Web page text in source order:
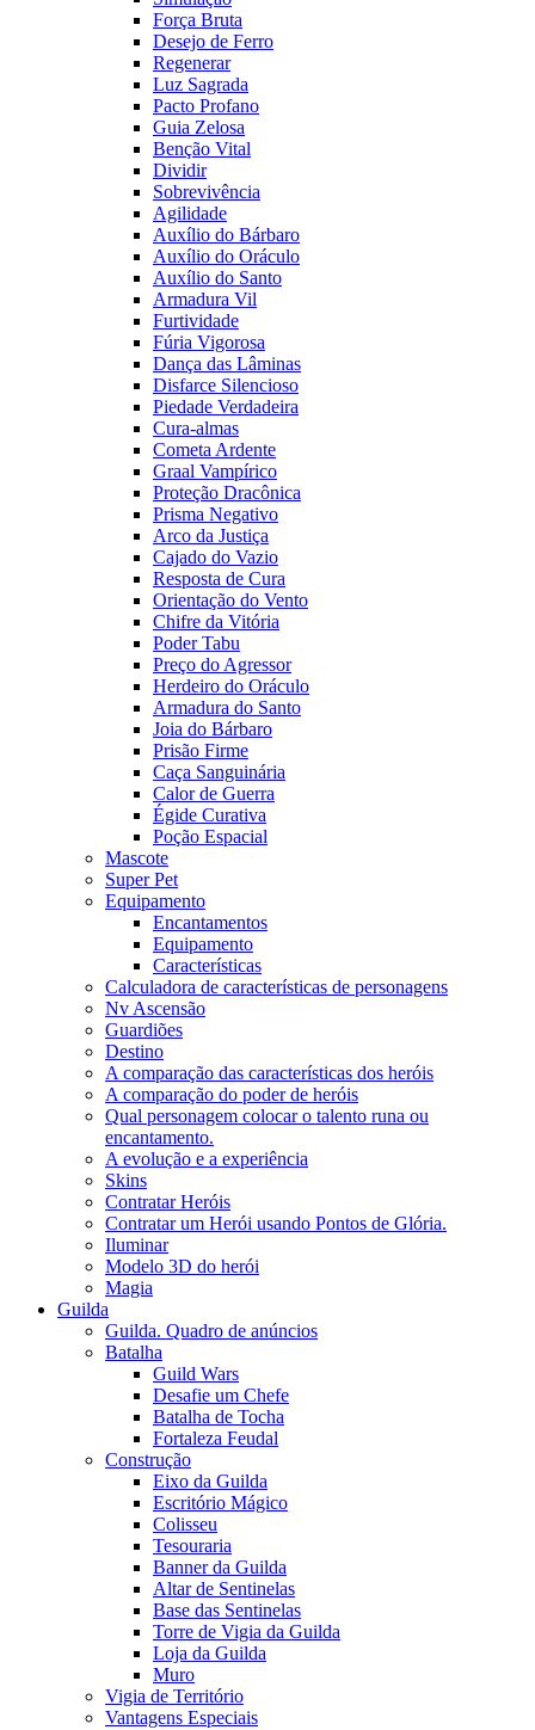
Força Bruta
Desejo de Ferro
Regenerar
Luz Sagrada
Pacto Profano
Guia Zelosa
Benção Vital
Dividir
Sobrevivência
Agilidade
Auxílio do Bárbaro
Auxílio do Oráculo
Auxílio do Santo
Armadura Vil
Furtividade
Fúria Vigorosa
Dança das Lâminas
Disfarce Silencioso
Piedade Verdadeira
Cura-almas
Cometa Ardente
Graal Vampírico
Proteção Dracônica
Prisma Negativo
Arco da Justiça
Cajado do Vazio
Resposta de Cura
Orientação do Vento
Chifre da Vitória
Poder Tabu
Preço do Agressor
Herdeiro do Oráculo
Armadura do Santo
Joia do Bárbaro
Prisão Firme
Caça Sanguinária
Calor de Guerra
Égide Curativa
Poção Espacial
Mascote
Super Pet
Equipamento
Encantamentos
Equipamento
Características
Calculadora de características de personagens
Nv Ascensão
Guardiões
Destino
A comparação das características dos heróis
A comparação do poder de heróis
Qual personagem colocar o talento runa ou
encantamento.
A evolução e a experiência
Skins
Contratar Heróis
Contratar um Herói usando Pontos de Glória.
Iluminar
Modelo 3D do herói
Magia
Guilda
Guilda. Quadro de anúncios
Batalha
Guild Wars
Desafie um Chefe
Batalha de Tocha
Fortaleza Feudal
Construção
Eixo da Guilda
Escritório Mágico
Colisseu
Tesouraria
Banner da Guilda
Altar de Sentinelas
Base das Sentinelas
Torre de Vigia da Guilda
Loja da Guilda
Muro
Vigia de Território
Vantagens Especiais